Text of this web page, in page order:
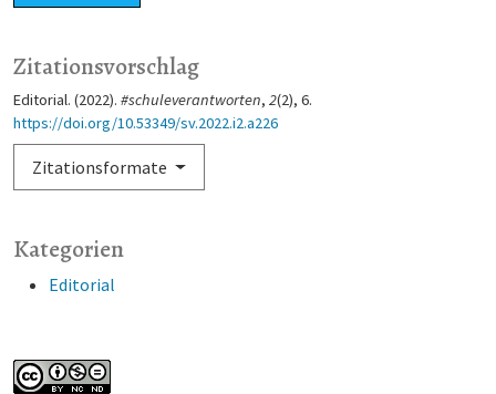
Kategorien
Editorial
Zitationsvorschlag
Editorial. (2022). #schuleverantworten, 2(2), 6.
https://doi.org/10.53349/sv.2022.i2.a226
Zitationsformate